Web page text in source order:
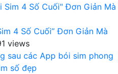
4 Số Cuối” Đơn Giản Mà
views